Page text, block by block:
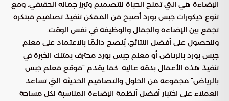
الإضاءة هي التي تمنح الحياة للتصميم وتبرز جماله الحقيقي. ومع
تنوع ديكورات جبس بورد أصبح من الممكن تنفيذ تصاميم مبتكرة
تجمع بين الإضاءة والجمال والوظيفة في نفس الوقت.
وللحصول على أفضل النتائج، يُنصح دائمًا بالاعتماد على معلم
جبس بورد بالرياض أو معلم جبس بورد محترف يمتلك الخبرة في
تنفيذ هذه الأعمال بدقة عالية. كما يقدم “موقع معلم جبس
بالرياض” مجموعة من الحلول والتصاميم الحديثة التي تساعد
العملاء على اختيار أفضل أنظمة الإضاءة المناسبة لكل مساحة